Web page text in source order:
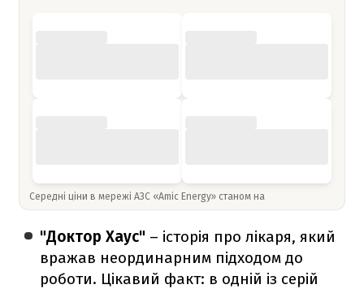
Середні ціни в мережі АЗС «Amic Energy» станом на
"Доктор Хаус" – історія про лікаря, який
вражав неординарним підходом до
роботи. Цікавий факт: в одній із серій